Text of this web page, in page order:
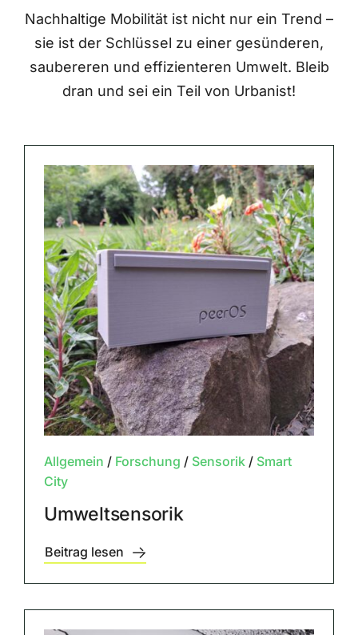
Nachhaltige Mobilität ist nicht nur ein Trend –
sie ist der Schlüssel zu einer gesünderen,
saubereren und effizienteren Umwelt. Bleib
dran und sei ein Teil von Urbanist!
Allgemein / Forschung / Sensorik/ Smart
City
Umweltsensorik
Beitrag lesen